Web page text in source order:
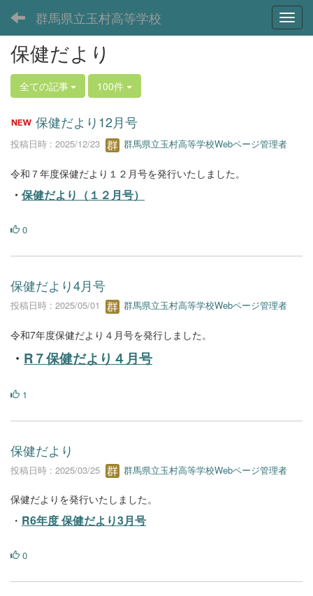
群馬県立玉村高等学校
保健だより
全ての記事 100件
保健だより12月号
投稿日時 : 2025/12/23 群馬県立玉村高等学校Webページ管理者
令和７年度保健だより１２月号を発行いたしました。
・ 保健だより（１２月号）
0
保健だより4月号
投稿日時 : 2025/05/01 群馬県立玉村高等学校Webページ管理者
令和7年度保健だより４月号を発行しました。
・ R７保健だより４月号
1
保健だより
投稿日時 : 2025/03/25 群馬県立玉村高等学校Webページ管理者
保健だよりを発行いたしました。
・ R6年度 保健だより3月号
0